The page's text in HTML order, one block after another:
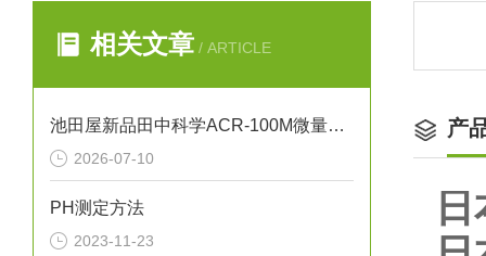
相关文章 / ARTICLE
池田屋新品田中科学ACR-100M微量残碳含量测试仪
2026-07-10
PH测定方法
2023-11-23
产